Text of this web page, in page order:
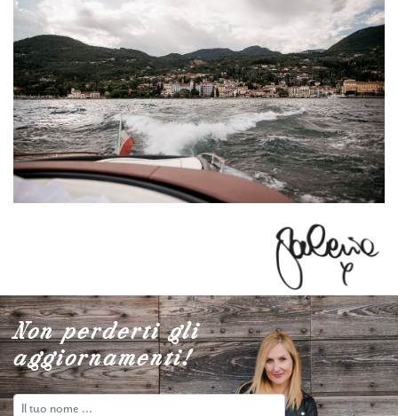
Non perderti gli
aggiornamenti!